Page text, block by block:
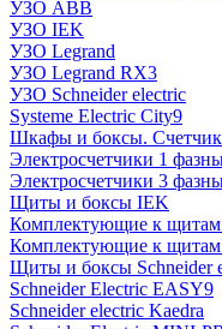
УЗО ABB
УЗО IEK
УЗО Legrand
УЗО Legrand RX3
УЗО Schneider electric
Systeme Electric City9
Шкафы и боксы.
Электросчетчики 1
Электросчетчики 3
Щиты и боксы IEK
Комплектующие к щитам
Комплектующие к щитам
Щиты и боксы Schneider
Schneider Electric EASY9
Schneider electric Kaedra